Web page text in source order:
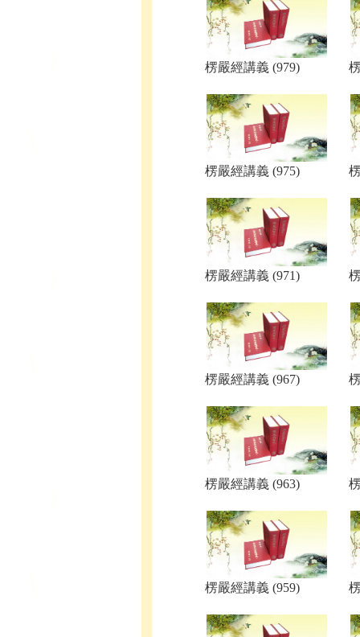
楞嚴經講義 (979)
楞嚴經講義 (975)
楞嚴經講義 (971)
楞嚴經講義 (967)
楞嚴經講義 (963)
楞嚴經講義 (959)